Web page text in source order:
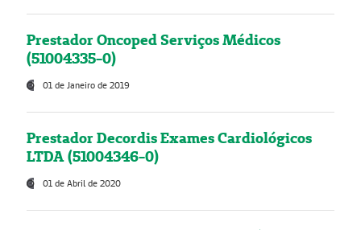
Prestador Oncoped Serviços Médicos
(51004335-0)
01 de Janeiro de 2019
Prestador Decordis Exames Cardiológicos
LTDA (51004346-0)
01 de Abril de 2020